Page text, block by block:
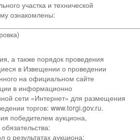
участка и технической
ознакомлены:
а также порядок проведения
в Извещении о проведении
на официальном сайте
в информационно
сети «Интернет» для размещения
торгов: www.torgi.gov.ru.
победителем аукциона,
о результатах аукциона;